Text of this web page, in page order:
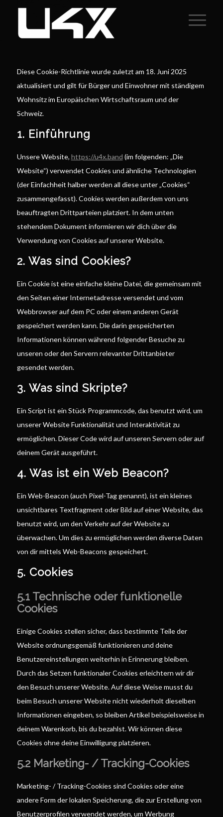
Diese Cookie-Richtlinie wurde zuletzt am 18. Juni 2025
aktualisiert und gilt für Bürger und Einwohner mit ständigem
Wohnsitz im Europäischen Wirtschaftsraum und der
Schweiz.
1. Einführung
Unsere Website, https://u4x.band (im folgenden: „Die
Website“) verwendet Cookies und ähnliche Technologien
(der Einfachheit halber werden all diese unter „Cookies“
zusammengefasst). Cookies werden außerdem von uns
beauftragten Drittparteien platziert. In dem unten
stehendem Dokument informieren wir dich über die
Verwendung von Cookies auf unserer Website.
2. Was sind Cookies?
Ein Cookie ist eine einfache kleine Datei, die gemeinsam mit
den Seiten einer Internetadresse versendet und vom
Webbrowser auf dem PC oder einem anderen Gerät
gespeichert werden kann. Die darin gespeicherten
Informationen können während folgender Besuche zu
unseren oder den Servern relevanter Drittanbieter
gesendet werden.
3. Was sind Skripte?
Ein Script ist ein Stück Programmcode, das benutzt wird, um
unserer Website Funktionalität und Interaktivität zu
ermöglichen. Dieser Code wird auf unseren Servern oder auf
deinem Gerät ausgeführt.
4. Was ist ein Web Beacon?
Ein Web-Beacon (auch Pixel-Tag genannt), ist ein kleines
unsichtbares Textfragment oder Bild auf einer Website, das
benutzt wird, um den Verkehr auf der Website zu
überwachen. Um dies zu ermöglichen werden diverse Daten
von dir mittels Web-Beacons gespeichert.
5. Cookies
5.1 Technische oder funktionelle
Cookies
Einige Cookies stellen sicher, dass bestimmte Teile der
Website ordnungsgemäß funktionieren und deine
Benutzereinstellungen weiterhin in Erinnerung bleiben.
Durch das Setzen funktionaler Cookies erleichtern wir dir
den Besuch unserer Website. Auf diese Weise musst du
beim Besuch unserer Website nicht wiederholt dieselben
Informationen eingeben, so bleiben Artikel beispielsweise in
deinem Warenkorb, bis du bezahlst. Wir können diese
Cookies ohne deine Einwilligung platzieren.
5.2 Marketing- / Tracking-Cookies
Marketing- / Tracking-Cookies sind Cookies oder eine
andere Form der lokalen Speicherung, die zur Erstellung von
Benutzerprofilen verwendet werden, um Werbung